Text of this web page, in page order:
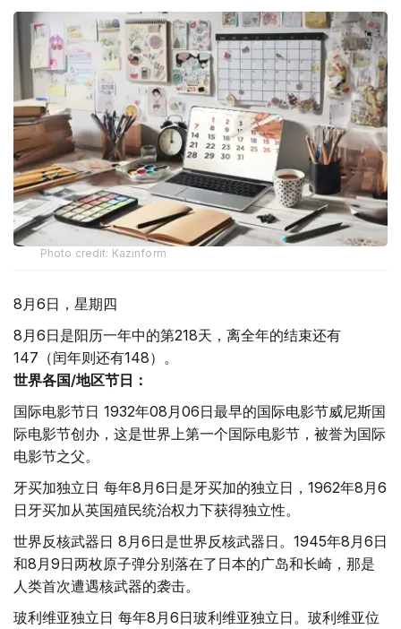
Photo credit: Kazinform
8月6日，星期四
8月6日是阳历一年中的第218天，离全年的结束还有
147（闰年则还有148）。
世界各国/地区节日：
国际电影节日 1932年08月06日最早的国际电影节威尼斯国
际电影节创办，这是世界上第一个国际电影节，被誉为国际
电影节之父。
牙买加独立日 每年8月6日是牙买加的独立日，1962年8月6
日牙买加从英国殖民统治权力下获得独立性。
世界反核武器日 8月6日是世界反核武器日。1945年8月6日
和8月9日两枚原子弹分别落在了日本的广岛和长崎，那是
人类首次遭遇核武器的袭击。
玻利维亚独立日 每年8月6日玻利维亚独立日。玻利维亚位